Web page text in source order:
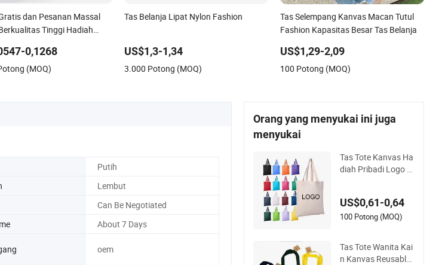
dan Pesanan Massal
Tinggi Hadiah
Kertas Kraft Kardus Dicetak
0,1268
(MOQ)
Tas Belanja Lipat Nylon Fashion
US$1,3-1,34
3.000 Potong (MOQ)
Tas Selempang Kanvas Macan Tutul
Fashion Kapasitas Besar Tas Belanja
US$1,29-2,09
100 Potong (MOQ)
Putih
Lembut
Can Be Negotiated
About 7 Days
oem
Orang yang menyukai ini juga
menyukai
Tas Tote Kanvas Ha
diah Pribadi Logo K
a Ramah Lingkunga
n Berkualitas Tinggi
nita Reusable
US$0,61-0,64
100 Potong (MOQ)
Tas Tote Wanita Kai
n Kanvas Reusable